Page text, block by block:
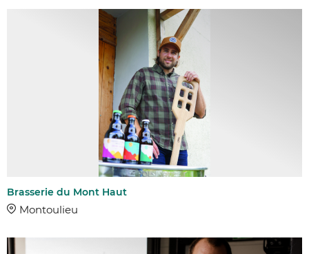
Brasserie du Mont Haut
Montoulieu